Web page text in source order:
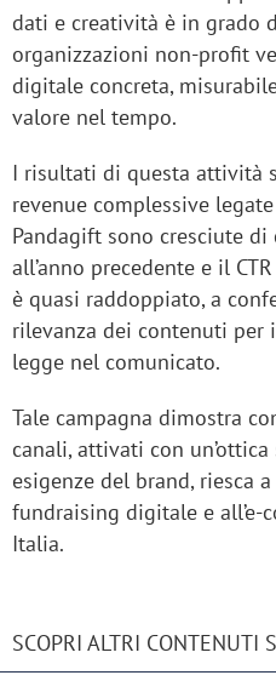
dati e creatività è in grado
organizzazioni non-profit
digitale concreta,
valore nel tempo.
I risultati di questa attività
revenue complessive
Pandagift sono cresciute
all’anno precedente e il
è quasi raddoppiato, a
rilevanza dei contenuti per
legge nel comunicato.
Tale campagna dimostra
canali, attivati con
esigenze del brand, riesca
fundraising digitale e all’e-
Italia.
SCOPRI ALTRI CONTENUTI